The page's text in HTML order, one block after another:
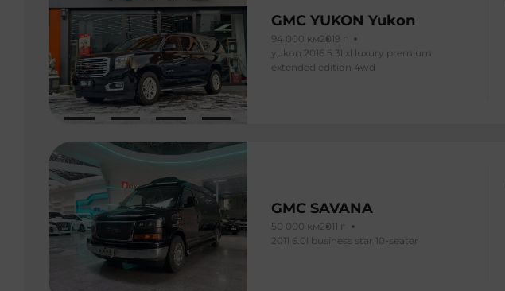
GMC YUKON Yukon
94 000 км2019 г
yukon 2016 5.3l xl luxury premium
extended edition 4wd
GMC SAVANA
50 000 км2011 г
2011 6.0l business star 10-seater